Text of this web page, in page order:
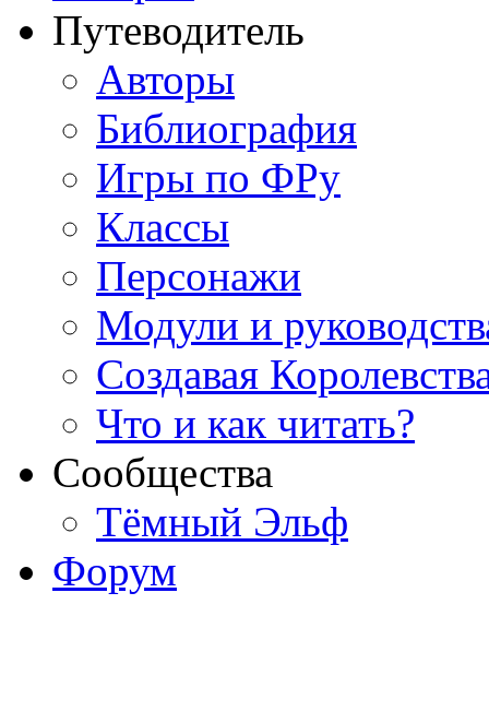
Путеводитель
Авторы
Библиография
Игры по ФРу
Классы
Персонажи
Модули и
Создавая
Что и как читать?
Сообщества
Тёмный Эльф
Форум